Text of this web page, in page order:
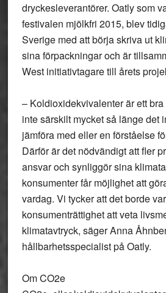
dryckesleverantörer. Oatly som
festivalen mjölkfri 2015, blev
Sverige med att börja skriva ut
sina förpackningar och är
West initiativtagare till årets
– Koldioxidekvivalenter är ett
inte särskilt mycket så länge det
jämföra med eller en förståelse
Därför är det nödvändigt att fler
ansvar och synliggör sina
konsumenter får möjlighet att
vardag. Vi tycker att det borde
konsumenträttighet att veta
klimatavtryck, säger Anna
hållbarhetsspecialist på Oatly.
Om CO2e